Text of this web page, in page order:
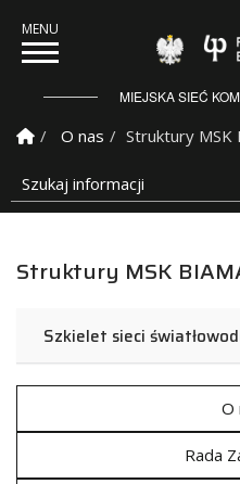
MIEJSKA SIEĆ
Strona Główna
O nas
Struktury MSK
Szukaj informacji
Struktury MSK
Szkielet sieci
O
Rada